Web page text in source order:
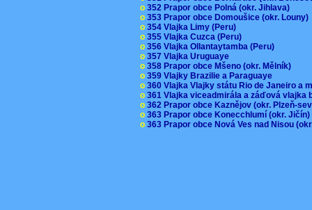
o 352 Prapor obce Polná (okr. Jihlava)
o 353 Prapor obce Domoušice (okr. Louny)
o 354 Vlajka Limy (Peru)
o 355 Vlajka Cuzca (Peru)
o 356 Vlajka Ollantaytamba (Peru)
o 357 Vlajka Uruguaye
o 358 Prapor obce Mšeno (okr. Mělník)
o 359 Vlajky Brazilie a Paraguaye
o 360 Vlajka Vlajky státu Rio de Janeiro a
o 361 Vlajka viceadmirála a záďová
o 362 Prapor obce Kaznějov (okr. Plzeň-
o 363 Prapor obce Konecchlumí (okr.
o 363 Prapor obce Nová Ves nad Nisou